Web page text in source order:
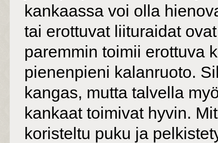
kankaassa voi olla
tai erottuvat liituraidat
paremmin toimii erottuva
pienenpieni kalanruoto.
kangas, mutta talvella
kankaat toimivat hyvin.
koristeltu puku ja